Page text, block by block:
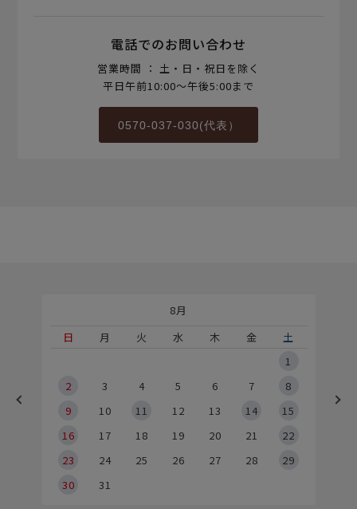
電話でのお問い合わせ
営業時間 ： 土・日・祝日を除く
平日午前10:00～午後5:00まで
0570-037-030(代表）
8月
日
月 火 水 木 金
土
1
2
3 4 5 6 7
8
9
10 11 12 13 14
15
16
17 18 19 20 21
22
23
24 25 26 27 28
29
30
31